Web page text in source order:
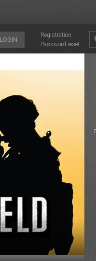
Registration
Password reset
LOGIN